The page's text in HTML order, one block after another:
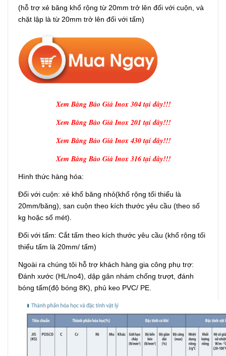
(hỗ trợ xẻ băng khổ rộng từ 20mm trở lên đối với cuộn, và
chặt lập là từ 20mm trở lên đối với tấm)
Xem Bảng Báo Giá Inox 304 tại đây!!!
Xem Bảng Báo Giá Inox 201 tại đây!!!
Xem Bảng Báo Giá Inox 430 tại đây!!!
Xem Bảng Báo Giá Inox 316 tại đây!!!
Hình thức hàng hóa:
Đối với cuộn: xẻ khổ băng nhỏ(khổ rộng tối thiểu là
20mm/băng), san cuộn theo kích thước yêu cầu (theo số
kg hoặc số mét).
Đối với tấm: Cắt tấm theo kích thước yêu cầu (khổ rộng tối
thiểu tấm là 20mm/ tấm)
Ngoài ra chúng tôi hỗ trợ khách hàng gia công phụ trợ:
Đánh xước (HL/no4), dập gân nhám chống trượt, đánh
bóng tấm(độ bóng 8K), phủ keo PVC/ PE.